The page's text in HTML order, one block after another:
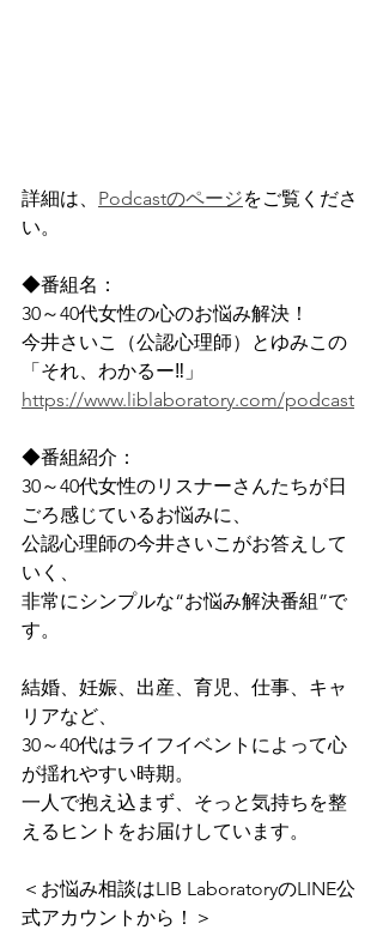
詳細は、 Podcastのページをご覧くださ
い。
◆番組名：
30～40代女性の心のお悩み解決！
今井さいこ（公認心理師）とゆみこの
「それ、わかるー‼」
https://www.liblaboratory.com/podcast
◆番組紹介：
30～40代女性のリスナーさんたちが日
ごろ感じているお悩みに、
公認心理師の今井さいこがお答えして
いく、
非常にシンプルな“お悩み解決番組”で
す。
結婚、妊娠、出産、育児、仕事、キャ
リアなど、
30～40代はライフイベントによって心
が揺れやすい時期。
一人で抱え込まず、そっと気持ちを整
えるヒントをお届けしています。
＜お悩み相談はLIB LaboratoryのLINE公
式アカウントから！＞